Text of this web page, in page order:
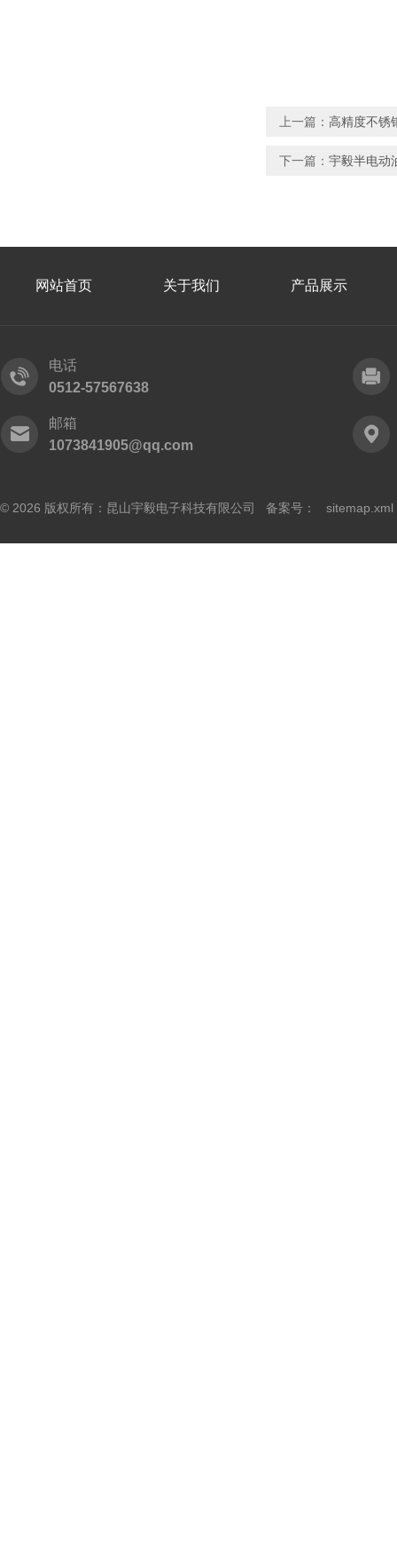
上一篇： 高精度不锈
下一篇： 宇毅半电动
网站首页 关于我们 产品展示
电话
0512-57567638
邮箱
1073841905@qq.com
© 2026 版权所有：昆山宇毅电子科技有限公司 备案号： sitemap.xml